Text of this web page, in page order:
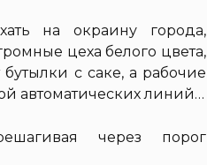
на окраину города,
цеха белого цвета,
с саке, а рабочие
автоматических линий…
через порог